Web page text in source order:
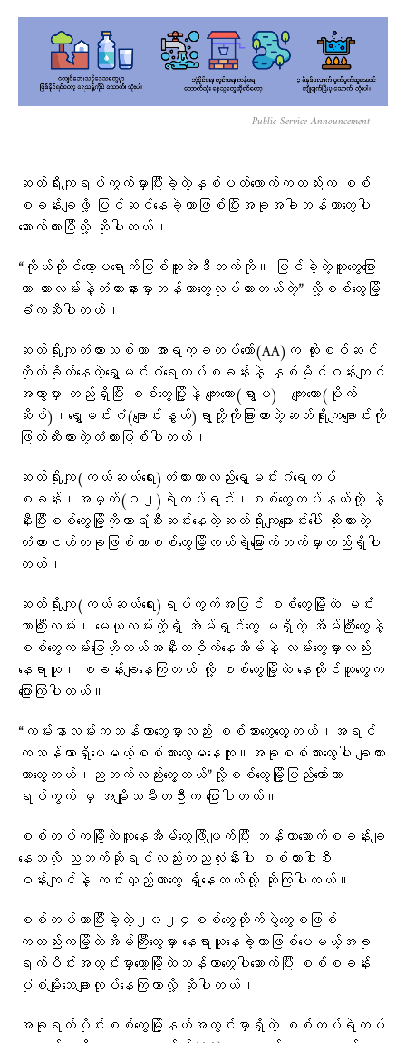
Public Service Announcement
ဆတ်ရိုးကျရပ်ကွက်မှာပြီးခဲ့တဲ့နှစ်ပတ်လောက်ကတည်းက စစ်
စခန်းချဖို့ ပြင်ဆင်နေခဲ့တာဖြစ်ပြီးအခုအခါဘန်ကာတွေပါ
ဆောက်ထားပြီလို့ ဆိုပါတယ်။
“ကိုယ်တိုင်တော့မရောက်ဖြစ်ဘူးအဲဒီဘက်ကို။ မြင်ခဲ့တဲ့သူတွေပြော
တာ ကားလမ်းနဲ့တံတားနားမှာဘန်ကာတွေလုပ်ထားတယ်တဲ့” လို့စစ်တွေမြို့
ခံကဆိုပါတယ်။
ဆတ်ရိုးကျတံတားသစ်ဟာ အာရက္ခတပ်တော်(AA)က ထိုးစစ်ဆင်
တိုက်ခိုက်နေတဲ့ရွှေမင်းဂံရေတပ်စခန်းနဲ့ နှစ်မိုင်ဝန်းကျင်
အကွာမှာ တည်ရှိပြီး စစ်တွေမြို့နဲ့ ကျေးတော(ရွာမ)၊ကျေးတော(ပိုက်
ဆိပ်)၊ရွှေမင်းဂံ(ချောင်းနွယ်)ရွာတို့ကိုခြားထားတဲ့ဆတ်ရိုးကျချောင်းကို
ဖြတ်ထိုးထားတဲ့တံတားဖြစ်ပါတယ်။
ဆတ်ရိုးကျ(ကယ်ဆယ်ရေး)တံတားဟာလည်းရွှေမင်းဂံရေတပ်
စခန်း၊အမှတ်(၁၂)ရဲတပ်ရင်း၊စစ်တွေတပ်နယ်တို့ နဲ့
နီးပြီးစစ်တွေမြို့ကိုကာရံစီးဆင်းနေတဲ့ဆတ်ရိုးကျချောင်းပေါ် ထိုးထားတဲ့
တံတားငယ်တခုဖြစ်ကာစစ်တွေမြို့လယ်ရဲ့မြောက်ဘက်မှာတည်ရှိပါ
တယ်။
ဆတ်ရိုးကျ(ကယ်ဆယ်ရေး)ရပ်ကွက်အပြင် စစ်တွေမြို့ထဲ မင်း
ဘာကြီးလမ်း၊ မေယုလမ်းတို့ရှိ အိမ်ရှင်တွေ မရှိတဲ့ အိမ်ကြီးတွေနဲ့
စစ်တွေကမ်းခြေဟိုတယ်အနီးတဝိုက်နေအိမ်နဲ့ လမ်းတွေမှာလည်း
နေရာယူ၊ စခန်းချနေကြတယ် လို့ စစ်တွေမြို့ထဲ နေထိုင်သူတွေက
ပြောကြပါတယ်။
“ကမ်းနာလမ်းကဘန်ကာတွေမှာလည်း စစ်သားတွေတွေ့တယ်။အရင်
ကဘန်ကာရှိပေမယ့်စစ်သားတွေမနေဘူး။အခုစစ်သားတွေပါ ချထား
တာတွေ့တယ်။ညဘက်လည်းတွေ့တယ်”လို့စစ်တွေမြို့ပြည်တော်သာ
ရပ်ကွက် မှ အမျိုးသမီးတဦးက ပြောပါတယ်။
စစ်တပ်ကမြို့ထဲလူနေအိမ်တွေဖြိုဖျက်ပြီး ဘန်ကာဆောက်စခန်းချ
နေသလို ညဘက်ဆိုရင်လည်းတညလုံးနီးပါး စစ်ကားငါးစီး
ဝန်းကျင်နဲ့ ကင်းလှည့်တာတွေ ရှိနေတယ်လို့ ဆိုကြပါတယ်။
စစ်တပ်ဟာပြီးခဲ့တဲ့၂၀၂၄စစ်တွေတိုက်ပွဲတွေစဖြစ်
ကတည်းကမြို့ထဲအိမ်ကြီးတွေမှာ နေရာယူနေခဲ့တာဖြစ်ပေမယ့်အခု
ရက်ပိုင်းအတွင်းမှာတော့မြို့ထဲဘန်ကာတွေပါဆောက်ပြီး စစ်စခန်း
ပုံစံမျိုးသေချာလုပ်နေကြတာလို့ ဆိုပါတယ်။
အခုရက်ပိုင်းစစ်တွေမြို့နယ်အတွင်းမှာရှိတဲ့ စစ်တပ်ရဲတပ်